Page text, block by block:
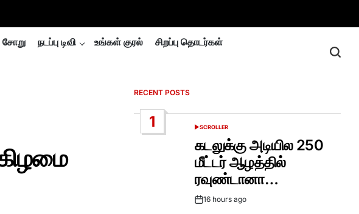
நடப்பு டிவி உங்கள் குரல் சிறப்பு தொடர்கள்
RECENT POSTS
1
POSTED
SCROLLER
கடலுக்கு அடியில 250
மீட்டர் ஆழத்தில்
ரவுண்டானா…
Post16 hours ago